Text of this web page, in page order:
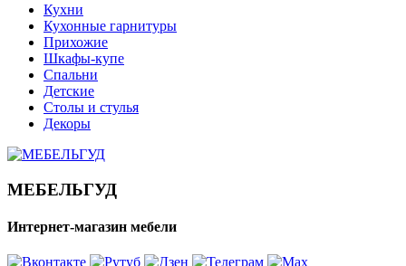
Кухни
Кухонные гарнитуры
Прихожие
Шкафы-купе
Спальни
Детские
Столы и стулья
Декоры
МЕБЕЛЬГУД
Интернет-магазин мебели